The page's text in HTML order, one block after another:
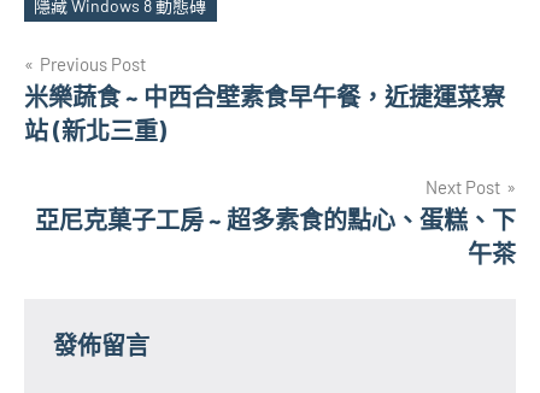
隱藏 Windows 8 動態磚
文
章
覽
Previous Post
米樂蔬食 ~ 中西合壁素食早午餐，近捷運菜寮
站 (新北三重)
Next Post
亞尼克菓子工房 ~ 超多素食的點心、蛋糕、下
午茶
發佈留言